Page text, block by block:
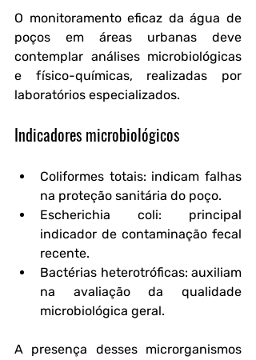
O monitoramento eficaz da água de
poços em áreas urbanas deve
contemplar análises microbiológicas
e físico-químicas, realizadas por
laboratórios especializados.
Indicadores microbiológicos
Coliformes totais: indicam falhas
na proteção sanitária do poço.
Escherichia coli: principal
indicador de contaminação fecal
recente.
Bactérias heterotróficas: auxiliam
na avaliação da qualidade
microbiológica geral.
A presença desses microrganismos